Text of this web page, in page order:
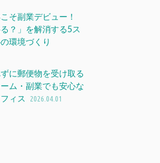
そ副業デビュー！
る？」を解消する5ス
環境づくり
に郵便物を受け取る
ム・副業でも安心な
ィス
2026.04.01